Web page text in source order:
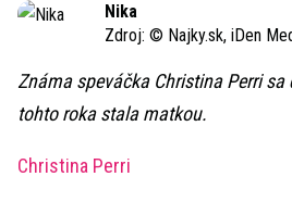
Nika
Zdroj: © Najky.sk, iDen
Známa speváčka Christina Perri
tohto roka stala matkou.
Christina Perri